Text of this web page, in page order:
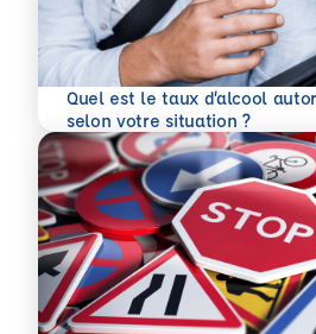
Quel est le taux d’alcool
selon votre situation ?
En savoir plus